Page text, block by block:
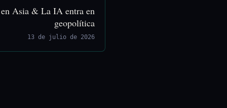
Asia & La IA entra en
geopolítica
13 de julio de 2026